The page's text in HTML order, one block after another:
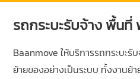
รถกระบะรับจ้าง พื้นที่
Baanmove ให้บริการรถกระบะ
ย้ายของอย่างเป็นระบบ ทั้งงานย้